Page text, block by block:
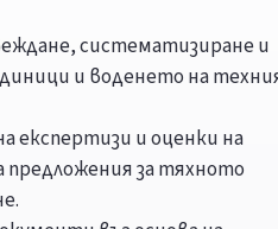
систематизиране и
и воденето на
експертизи и оценки на
за тяхното